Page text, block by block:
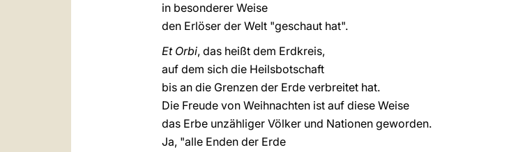
in besonderer Weise
den Erlöser der Welt "geschaut hat".
Et Orbi, das heißt dem Erdkreis,
auf dem sich die Heilsbotschaft
bis an die Grenzen der Erde verbreitet hat.
Die Freude von Weihnachten ist auf diese Weise
das Erbe unzähliger Völker und Nationen geworden.
Ja, "alle Enden der Erde